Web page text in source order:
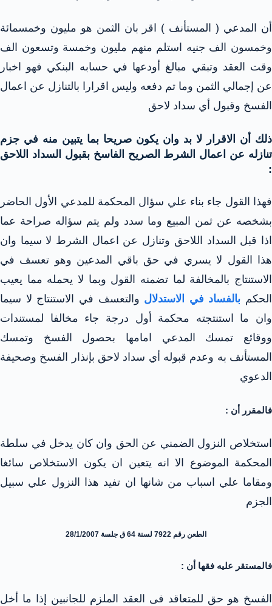
أن المدعي ( المستأنف ) اقر بان الثمن هو مليون وخمسمائة
وخمسون الف جنيه استلم منهم مليون وخمسة وتسعون الف
وقت العقد وتبقي مبالغ أودعها في حسابه البنكي فهو اخبار
عن إجمالي الثمن وما تم دفعه وليس اقرارا بالتنازل عن اعمال
الفسخ وقبول أي سداد لاحق
ذلك أن الاقرار لا بد وان يكون صريحا بما يتبين منه في جزم
تنازله عن اعمال الشرط الصريح الفاسخ بقبول السداد اللاحق
:
فهذا القول جاء بناء علي سؤال المحكمة للمدعي الأول الحاضر
بشخصه عن ثمن المبيع وما سدد ولم يتم سؤاله صراحة عما
اذا قبل السداد اللاحق وتنازل عن اعمال الشرط لا سيما وان
هذا القول لا يسري في حق باقي المدعين وهو تعسف في
الاستنتاج بالمخالفة لما تضمنه القول وبما لا يحمله مما يعيب
الحكم بالفساد في الاستدلال والتعسف في الاستنتاج لا سيما
وان ما استنتجته محكمة أول درجة جاء مخالفا لمستندات
ووقائع تمسك المدعي امامها بحصول الفسخ وتمسك
المستأنف به وعدم قبوله أي سداد لاحق بإنذار الفسخ وصحيفة
الدعوي
فالمقرر أن :
استخلاص النزول الضمني عن الحق وان كان يدخل في سلطة
المحكمة الموضوع الا انه يتعين ان يكون الاستخلاص سائغا
ومقاما علي اسباب من شانها ان تفيد هذا النزول علي سبيل
الجزم
الطعن رقم 7922 لسنة 64 ق جلسة 28/1/2007
فالمستقر عليه فقها أن :
الفسخ هو حق للمتعاقد فى العقد الملزم للجانبين إذا ما أخل